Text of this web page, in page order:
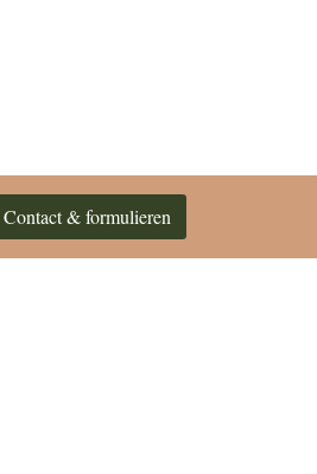
Contact & formulieren